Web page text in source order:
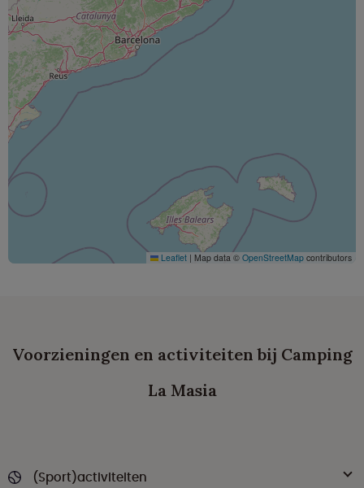
Leaflet | Map data © OpenStreetMap contributors
Voorzieningen en activiteiten bij Camping
La Masia
(Sport)activiteiten